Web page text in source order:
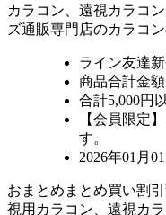
カラコン、遠視カラコ
ズ通販専門店のカラコ
ライン友達
商品合計金額
合計5,000円
【会員限定
す。
2026年01月
おまとめ まとめ買い割引
視用カラコン、遠視カ